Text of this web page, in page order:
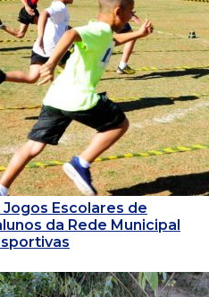
Escolares de
da Rede Municipal